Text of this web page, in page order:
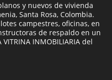
y nuevos de vivienda
Santa Rosa, Colombia.
campestres, oficinas, en
de respaldo en un
INMOBILIARIA del